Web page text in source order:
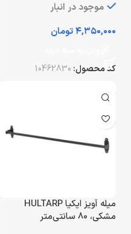
موجود در انبار
تومان
کد محصول: 10462830
میله آویز ایکیا HULTARP
مشکی، 80 سانتی‌متر